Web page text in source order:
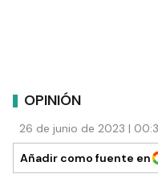
OPINIÓN
26 de junio de 2023 |
Añadir como fuente en